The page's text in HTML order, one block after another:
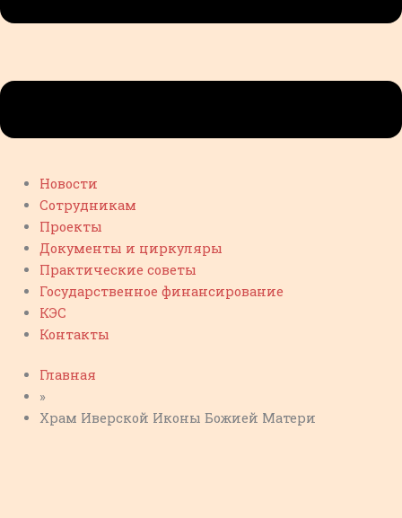
Новости
Сотрудникам
Проекты
Документы и циркуляры
Практические советы
Государственное финансирование
КЭС
Контакты
Главная
»
Храм Иверской Иконы Божией Матери